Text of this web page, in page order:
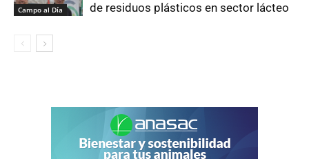
Campo al Día
de residuos plásticos en sector lácteo